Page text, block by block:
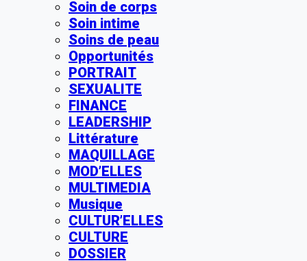
Soin de corps
Soin intime
Soins de peau
Opportunités
PORTRAIT
SEXUALITE
FINANCE
LEADERSHIP
Littérature
MAQUILLAGE
MOD’ELLES
MULTIMEDIA
Musique
CULTUR’ELLES
CULTURE
DOSSIER